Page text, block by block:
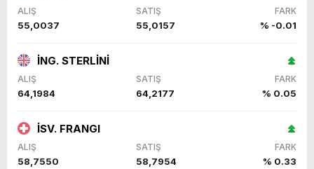
ALIŞ SATIŞ FARK
55,0037 55,0157 % -0.01
İNG. STERLİNİ
ALIŞ SATIŞ FARK
64,1984 64,2177 % 0.05
İSV. FRANGI
ALIŞ SATIŞ FARK
58,7550 58,7954 % 0.33